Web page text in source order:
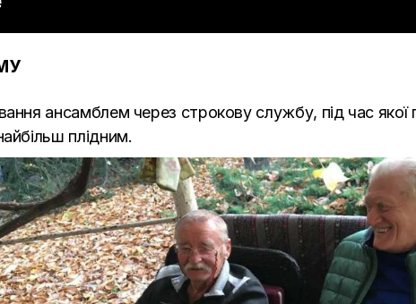
ансамблем через строкову службу, під час
плідним.